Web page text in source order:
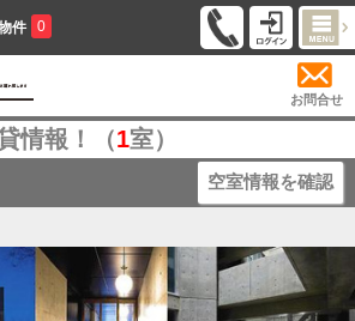
件 0
お問合せ
情報！（1室）
空室情報を確認